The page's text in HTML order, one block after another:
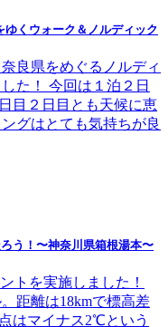
ゆくウォーク＆ノルディック
良県をめぐるノルディ
た！ 今回は１泊２日
目２日目とも天候に恵
グはとても気持ちが良
う！〜神奈川県箱根湯本〜
トを実施しました！
距離は18kmで標高差
はマイナス2℃という